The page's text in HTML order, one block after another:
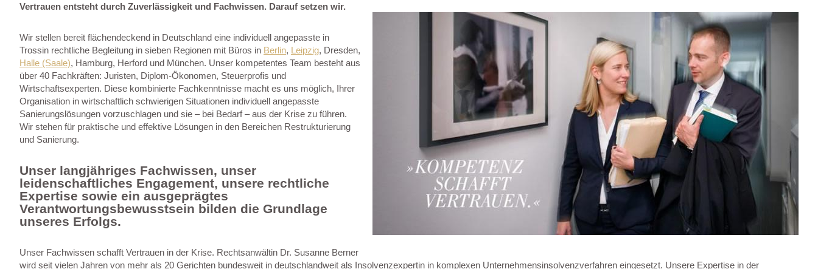
Vertrauen entsteht durch Zuverlässigkeit und Fachwissen. Darauf setzen wir.
Wir stellen bereit flächendeckend in Deutschland eine individuell angepasste in
Trossin rechtliche Begleitung in sieben Regionen mit Büros in Berlin, Leipzig, Dresden,
Halle (Saale), Hamburg, Herford und München. Unser kompetentes Team besteht aus
über 40 Fachkräften: Juristen, Diplom-Ökonomen, Steuerprofis und
Wirtschaftsexperten. Diese kombinierte Fachkenntnisse macht es uns möglich, Ihrer
Organisation in wirtschaftlich schwierigen Situationen individuell angepasste
Sanierungslösungen vorzuschlagen und sie – bei Bedarf – aus der Krise zu führen.
Wir stehen für praktische und effektive Lösungen in den Bereichen Restrukturierung
und Sanierung.
Unser langjähriges Fachwissen, unser
leidenschaftliches Engagement, unsere rechtliche
Expertise sowie ein ausgeprägtes
Verantwortungsbewusstsein bilden die Grundlage
unseres Erfolgs.
Unser Fachwissen schafft Vertrauen in der Krise. Rechtsanwältin Dr. Susanne Berner
wird seit vielen Jahren von mehr als 20 Gerichten bundesweit in deutschlandweit als Insolvenzexpertin in komplexen Unternehmensinsolvenzverfahren eingesetzt. Unsere Expertise in der